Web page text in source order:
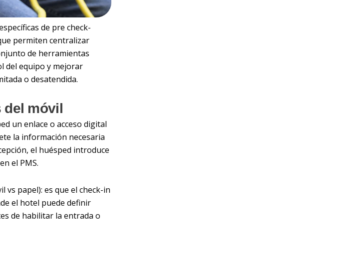
de pre check-
permiten centralizar
de herramientas
del equipo y mejorar
o desatendida.
del móvil
un enlace o acceso digital
la información necesaria
el huésped introduce
el PMS.
vs papel): es que el check-in
el hotel puede definir
de habilitar la entrada o